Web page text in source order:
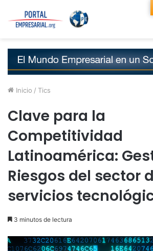
Inicio / Tics
Clave para la
Competitividad
Latinoamérica:
Riesgos del sector
servicios
3 minutos de lectura